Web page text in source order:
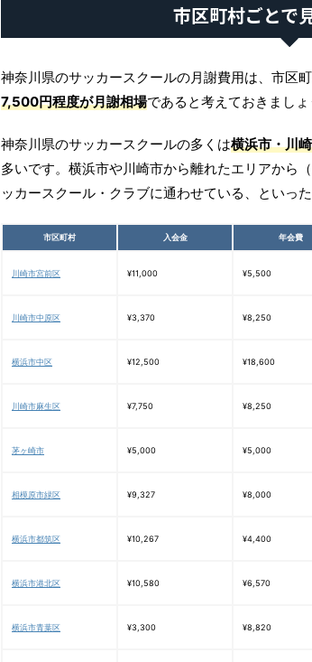
市区町村ごとで
神奈川県のサッカースクールの月謝費用は、市区
7,500円程度が月謝相場であると考えておきましょ
神奈川県のサッカースクールの多くは横浜市・川
多いです。横浜市や川崎市から離れたエリアから
ッカースクール・クラブに通わせている、といっ
市区町村 入会金 年会費
川崎市宮前区 ¥11,000 ¥5,500
川崎市中原区 ¥3,370 ¥8,250
横浜市中区 ¥12,500 ¥18,600
川崎市麻生区 ¥7,750 ¥8,250
茅ヶ崎市 ¥5,000 ¥5,000
相模原市緑区 ¥9,327 ¥8,000
横浜市都筑区 ¥10,267 ¥4,400
横浜市港北区 ¥10,580 ¥6,570
横浜市青葉区 ¥3,300 ¥8,820